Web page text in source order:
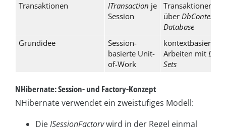
Transaktionen
ITransaction je
Session
Transaktionen
über DbContext.
Database
Grundidee
Session-
basierte Unit-
of-Work
kontextbasiertes
Arbeiten mit Db
Sets
NHibernate: Session- und Factory-Konzept
NHibernate verwendet ein zweistufiges Modell:
DieISessionFactorywird in der Regel einmal